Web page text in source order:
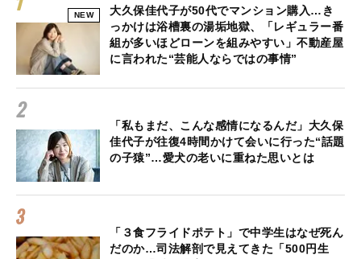
NEW
大久保佳代子が50代でマンション購入…き
っかけは浴槽裏の湯垢地獄、「レギュラー番
組が多いほどローンを組みやすい」不動産屋
に言われた“芸能人ならではの事情”
「私もまだ、こんな感情になるんだ」大久保
佳代子が往復4時間かけて会いに行った“話題
の子猿”…愛犬の老いに重ねた思いとは
「３食フライドポテト」で中学生はなぜ死ん
だのか…司法解剖で見えてきた「500円生